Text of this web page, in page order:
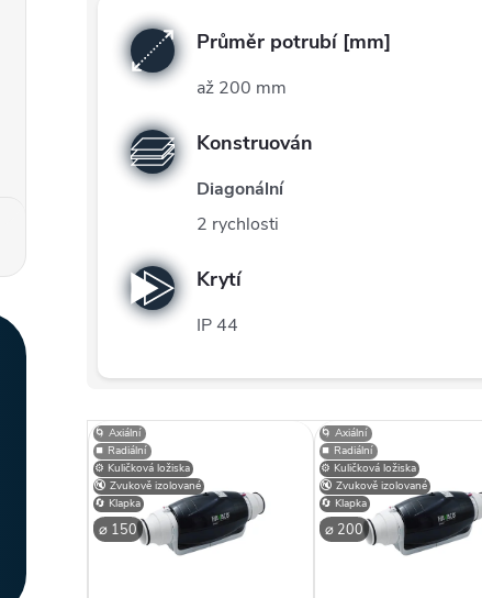
Průměr potrubí [mm]
až 200 mm
Konstruován
Diagonální
2 rychlosti
Krytí
IP 44
V
ý
p
⚙️ Kuličková ložiska
⌀ 150
🌀 Axiální
⏹️ Radiální
🔇 Zvukově izolované
🔄 Klapka
⚙️ Kuličková ložiska
⌀ 200
🌀 Axiální
⏹️ Radiální
🔇 Zvukově izolované
🔄 Klapka